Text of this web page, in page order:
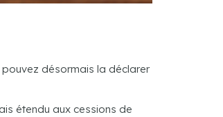
désormais la déclarer
étendu aux cessions de